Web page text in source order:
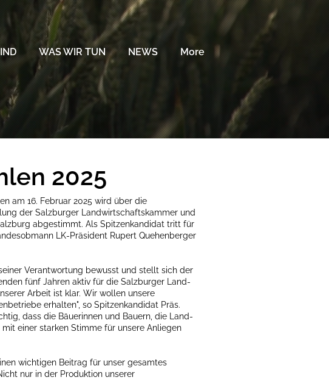
WAS WIR TUN NEWS More
2025
am 16. Februar 2025 wird über die
der Salzburger Landwirtschaftskammer und
abgestimmt. Als Spitzenkandidat tritt für
LK-Präsident Rupert Quehenberger
Verantwortung bewusst und stellt sich der
fünf Jahren aktiv für die Salzburger Land-
Arbeit ist klar. Wir wollen unsere
erhalten", so Spitzenkandidat Präs.
dass die Bäuerinnen und Bauern, die Land-
einer starken Stimme für unsere Anliegen
wichtigen Beitrag für unser gesamtes
nur in der Produktion unserer